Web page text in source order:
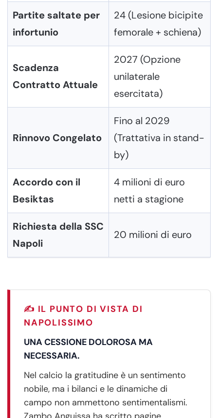
Partite saltate per
infortunio
24 (Lesione bicipite
femorale + schiena)
Scadenza
Contratto Attuale
2027 (Opzione
unilaterale
esercitata)
Rinnovo Congelato
Fino al 2029
(Trattativa in stand-
by)
Accordo con il
Besiktas
4 milioni di euro
netti a stagione
Richiesta della SSC
Napoli
20 milioni di euro
✍️ IL PUNTO DI VISTA DI
NAPOLISSIMO
UNA CESSIONE DOLOROSA MA
NECESSARIA.
Nel calcio la gratitudine è un sentimento
nobile, ma i bilanci e le dinamiche di
campo non ammettono sentimentalismi.